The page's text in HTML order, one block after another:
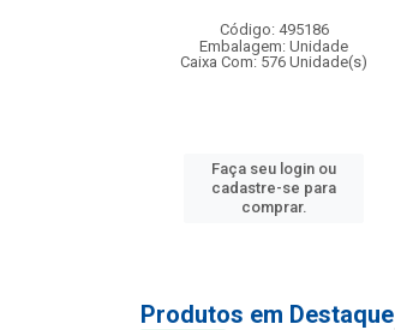
Código: 495186
Embalagem: Unidade
Caixa Com: 576 Unidade(s)
Faça seu login ou
cadastre-se para
comprar.
Produtos em Destaque